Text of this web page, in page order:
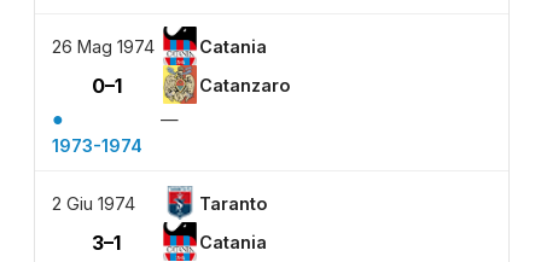
26 Mag 1974 Catania
0–1 Catanzaro
●
—
1973-1974
2 Giu 1974 Taranto
3–1 Catania